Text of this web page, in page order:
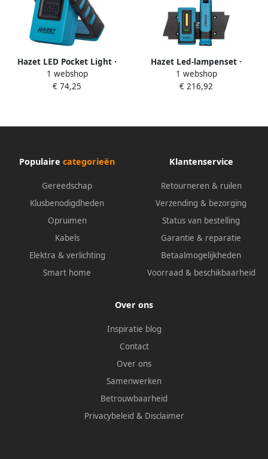
Hazet LED Pocket Light ·
wireless charging 1979W-82 ·
L x B x H: 133 mm x 65 mm x
1 webshop
€ 74,25
Hazet Led-lampenset ·
wireless charging 1979W1 3 ·
3-delig
1 webshop
€ 216,92
Populaire categorieën
Gereedschap
Klusbenodigdheden
Opruimen
Kabels
Elektra & verlichting
Smart home
Klantenservice
Retourneren & ruilen
Verzending & bezorging
Status van bestelling
Garantie & reparatie
Betaalmogelijkheden
Voorraad & beschikbaarheid
Over ons
Inspiratie blog
Contact
Over ons
Samenwerken
Betrouwbaarheid
Privacybeleid & Disclaimer